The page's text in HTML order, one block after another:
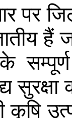
पर
हैं
के सम्पूर्ण
सुरक्षा
कृषि